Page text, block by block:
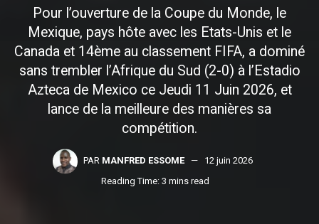
Pour l’ouverture de la Coupe du Monde, le
Mexique, pays hôte avec les Etats-Unis et le
Canada et 14ème au classement FIFA, a dominé
sans trembler l’Afrique du Sud (2-0) à l’Estadio
Azteca de Mexico ce Jeudi 11 Juin 2026, et
lance de la meilleure des manières sa
compétition.
PAR MANFRED ESSOME
12 juin 2026
Reading Time: 3 mins read